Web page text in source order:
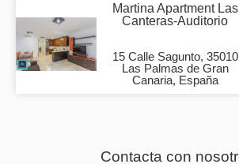
Martina Apartment Las
Canteras-Auditorio
15 Calle Sagunto, 35010
Las Palmas de Gran
Canaria, España
Contacta con